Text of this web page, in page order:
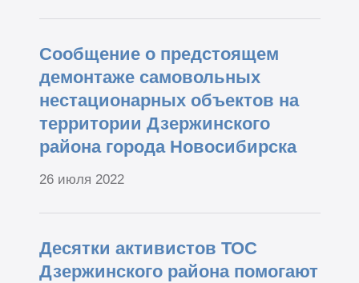
Сообщение о предстоящем
демонтаже самовольных
нестационарных объектов на
территории Дзержинского
района города Новосибирска
26 июля 2022
Десятки активистов ТОС
Дзержинского района помогают